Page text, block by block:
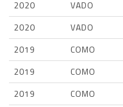
2020
VADO
2020
VADO
2019
COMO
2019
COMO
2019
COMO